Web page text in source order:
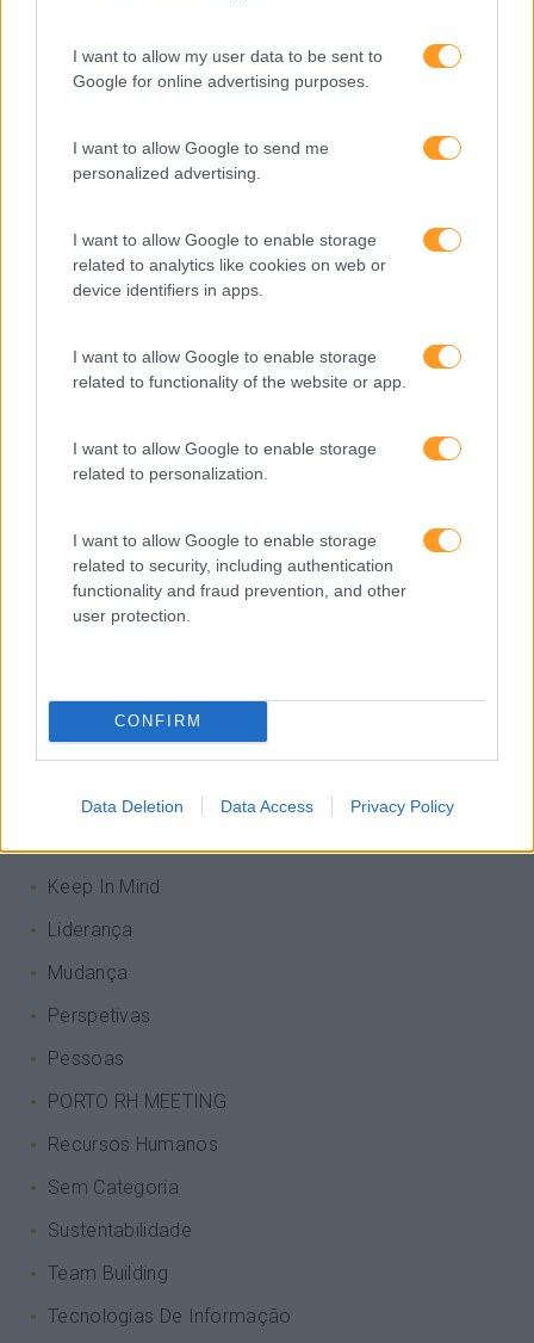
I want to allow my user data to be sent to
Google for online advertising purposes.
I want to allow Google to send me
personalized advertising.
I want to allow Google to enable storage
related to analytics like cookies on web or
device identifiers in apps.
I want to allow Google to enable storage
related to functionality of the website or app.
I want to allow Google to enable storage
related to personalization.
I want to allow Google to enable storage
related to security, including authentication
functionality and fraud prevention, and other
user protection.
CONFIRM
Data Deletion Data Access Privacy Policy
Aprendizagem
Atendimento E Relação Cliente
Cultura
Desenvolvimento
Desenvolvimento De Competências
Expo RH
IA
Inglês
Keep In Mind
Liderança
Mudança
Perspetivas
Pessoas
PORTO RH MEETING
Recursos Humanos
Sem Categoria
Sustentabilidade
Team Building
Tecnologias De Informação